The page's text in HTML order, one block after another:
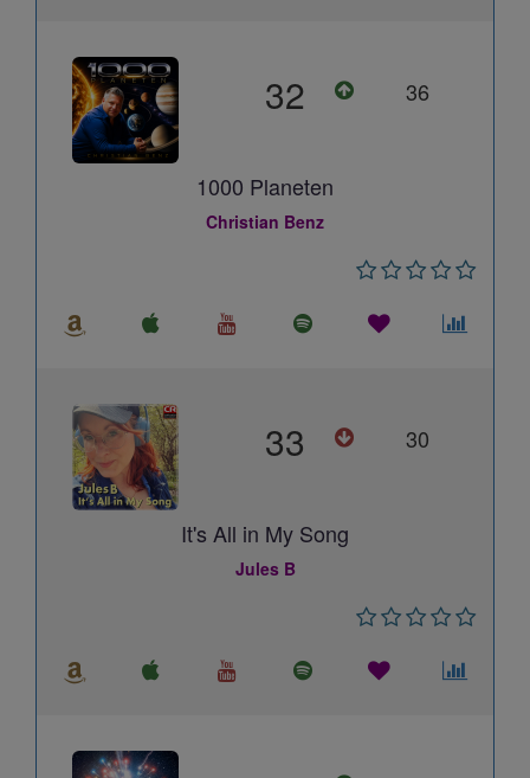
32 36
1000 Planeten
Christian Benz
33 30
It's All in My Song
Jules B